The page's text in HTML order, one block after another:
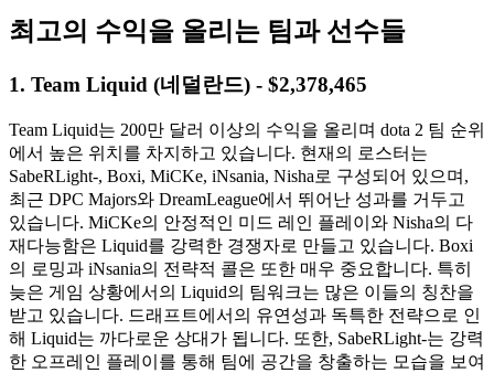
최고의 수익을 올리는 팀과 선수들
1. Team Liquid (네덜란드) - $2,378,465
Team Liquid는 200만 달러 이상의 수익을 올리며 dota 2 팀 순위
에서 높은 위치를 차지하고 있습니다. 현재의 로스터는
SabeRLight-, Boxi, MiCKe, iNsania, Nisha로 구성되어 있으며,
최근 DPC Majors와 DreamLeague에서 뛰어난 성과를 거두고
있습니다. MiCKe의 안정적인 미드 레인 플레이와 Nisha의 다
재다능함은 Liquid를 강력한 경쟁자로 만들고 있습니다. Boxi
의 로밍과 iNsania의 전략적 콜은 또한 매우 중요합니다. 특히
늦은 게임 상황에서의 Liquid의 팀워크는 많은 이들의 칭찬을
받고 있습니다. 드래프트에서의 유연성과 독특한 전략으로 인
해 Liquid는 까다로운 상대가 됩니다. 또한, SabeRLight-는 강력
한 오프레인 플레이를 통해 팀에 공간을 창출하는 모습을 보여